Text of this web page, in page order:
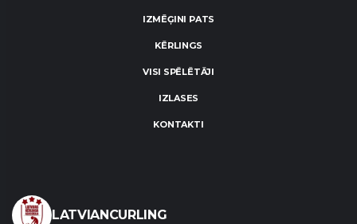
IZMĒĢINI PATS
KĒRLINGS
VISI SPĒLĒTĀJI
IZLASES
KONTAKTI
LATVIANCURLING